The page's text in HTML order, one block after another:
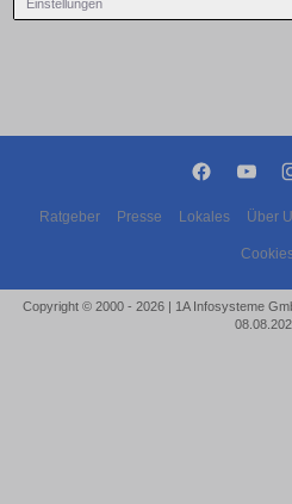
Einstellungen
Ratgeber Presse Lokales Über
Copyright © 2000 - 2026 | 1A Infosysteme